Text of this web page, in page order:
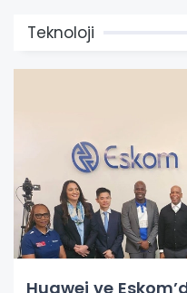
Teknoloji
Huawei ve